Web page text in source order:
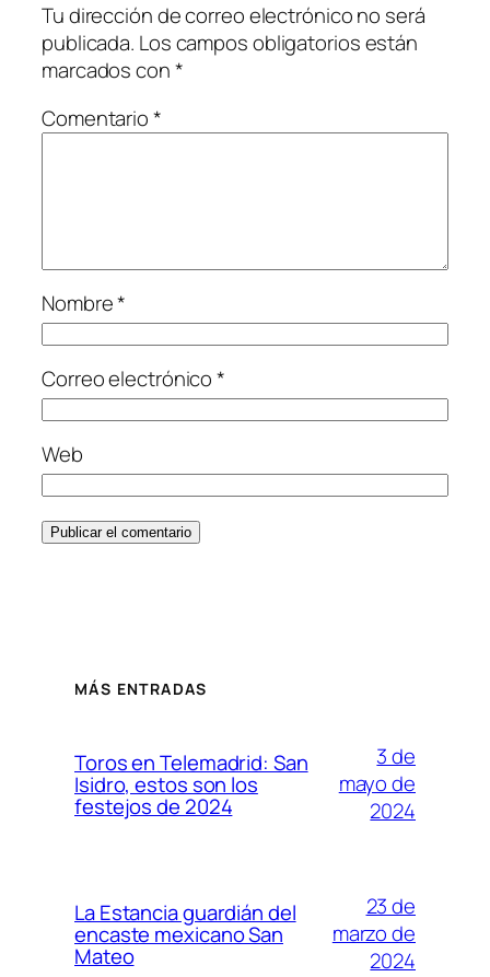
Tu dirección de correo electrónico no será
publicada. Los campos obligatorios están
marcados con*
Comentario*
Nombre*
Correo electrónico*
Web
MÁS ENTRADAS
Toros en Telemadrid: San
Isidro, estos son los
festejos de 2024
3 de
mayo de
2024
La Estancia guardián del
encaste mexicano San
Mateo
23 de
marzo de
2024